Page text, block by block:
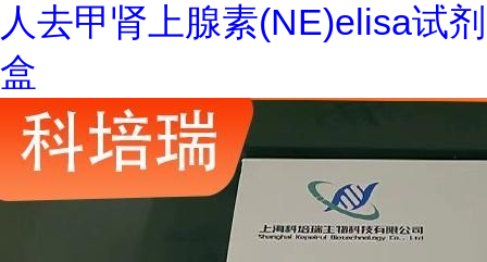
人去甲肾上腺素(NE)elisa试剂
盒